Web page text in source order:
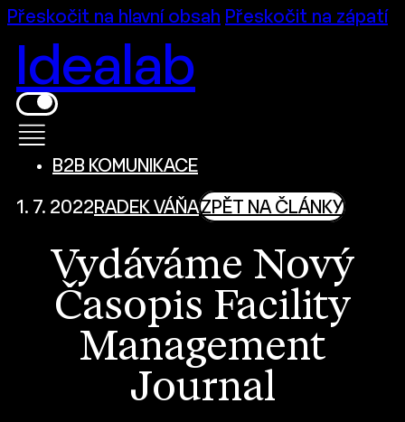
Přeskočit na hlavní obsah Přeskočit na zápatí
Idealab
B2B KOMUNIKACE
1. 7. 2022 RADEK VÁŇAZPĚT NA ČLÁNKY
Vydáváme Nový
Časopis Facility
Management
Journal